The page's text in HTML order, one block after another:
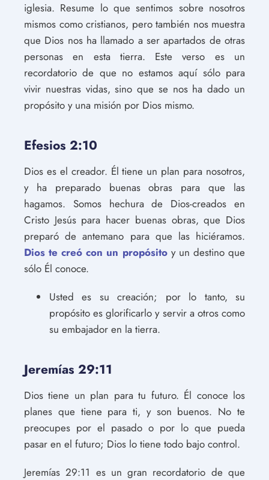
iglesia. Resume lo que sentimos sobre nosotros
mismos como cristianos, pero también nos muestra
que Dios nos ha llamado a ser apartados de otras
personas en esta tierra. Este verso es un
recordatorio de que no estamos aquí sólo para
vivir nuestras vidas, sino que se nos ha dado un
propósito y una misión por Dios mismo.
Efesios 2:10
Dios es el creador. Él tiene un plan para nosotros,
y ha preparado buenas obras para que las
hagamos. Somos hechura de Dios-creados en
Cristo Jesús para hacer buenas obras, que Dios
preparó de antemano para que las hiciéramos.
Dios te creó con un propósitoy un destino que
sólo Él conoce.
Usted es su creación; por lo tanto, su
propósito es glorificarlo y servir a otros como
su embajador en la tierra.
Jeremías 29:11
Dios tiene un plan para tu futuro. Él conoce los
planes que tiene para ti, y son buenos. No te
preocupes por el pasado o por lo que pueda
pasar en el futuro; Dios lo tiene todo bajo control.
Jeremías 29:11 es un gran recordatorio de que